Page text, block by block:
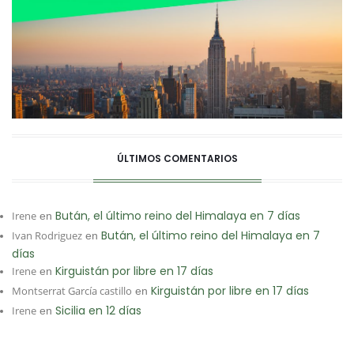
ÚLTIMOS COMENTARIOS
Irene en Bután, el último reino del Himalaya en 7 días
Ivan Rodriguez en Bután, el último reino del Himalaya en 7
días
Irene en Kirguistán por libre en 17 días
Montserrat García castillo en Kirguistán por libre en 17 días
Irene en Sicilia en 12 días